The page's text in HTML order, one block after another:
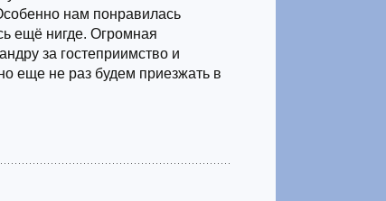
нам понравилась
ещё нигде. Огромная
за гостеприимство и
еще не раз будем приезжать в